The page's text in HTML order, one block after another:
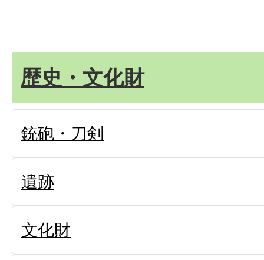
歴史・文化財
銃砲・刀剣
遺跡
文化財